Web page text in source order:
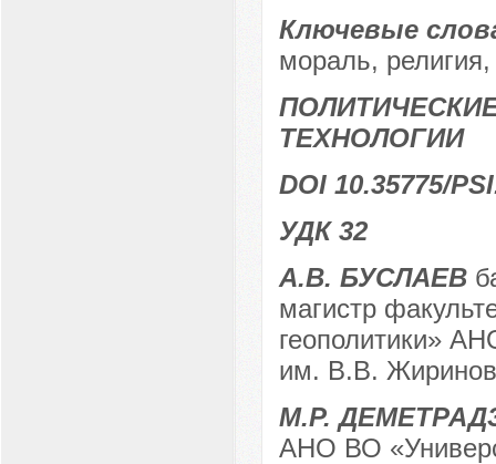
Ключевые
мораль,
ТЕХНОЛОГИИ
DOI 10.35775/
УДК 32
А.В. БУСЛАЕВ
магистр
геополитики»
им. В.В.
М.Р.
АНО ВО